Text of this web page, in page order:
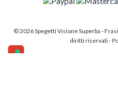
© 2026 Spegetti Visione Superba -
diritti riservati -